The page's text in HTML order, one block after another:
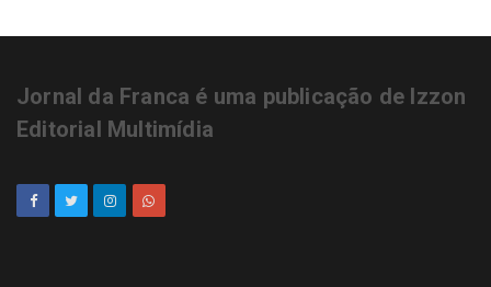
Jornal da Franca é uma publicação de Izzon
Editorial Multimídia